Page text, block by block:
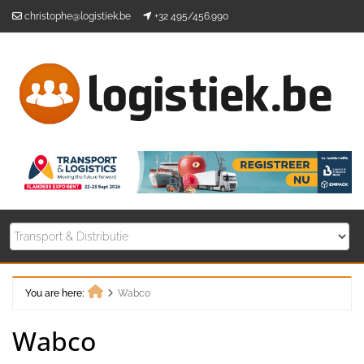
christophe@logistiek.be +32 495/456.990
You are here:
Wabco
Wabco